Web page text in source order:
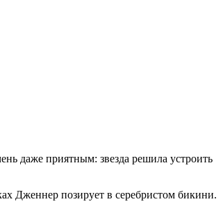
даже приятным: звезда решила устроить
Дженнер позирует в серебристом бикини.